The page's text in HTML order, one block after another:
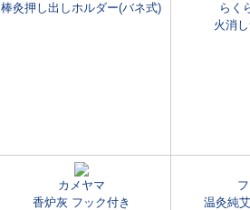
棒灸押し出しホルダー(バネ式)
らく
火消
カメヤマ
香炉灰 フック付き
温灸純